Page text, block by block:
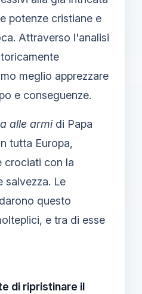
potenze cristiane e
Attraverso l'analisi
meglio apprezzare
e conseguenze.
alle armidi Papa
tutta Europa,
crociati con la
salvezza. Le
questo
e tra di esse
di ripristinare il